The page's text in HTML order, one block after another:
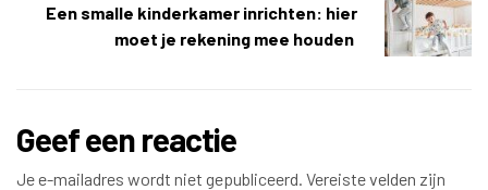
Een smalle kinderkamer inrichten: hier
moet je rekening mee houden
Geef een reactie
Je e-mailadres wordt niet gepubliceerd. Vereiste velden zijn